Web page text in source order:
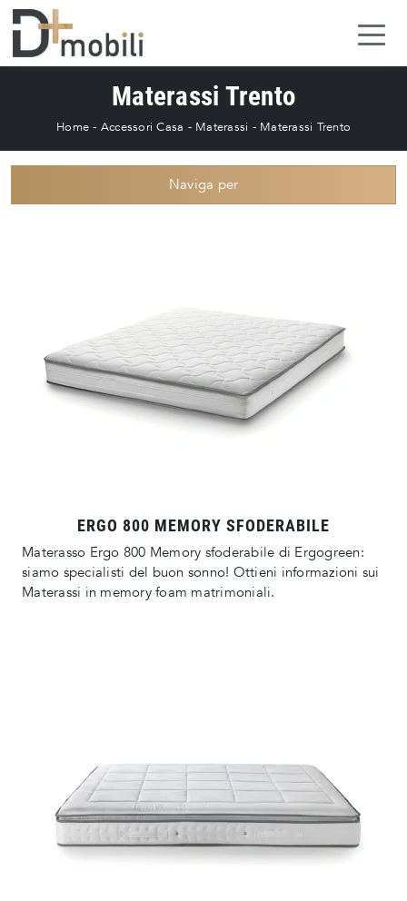
Materassi Trento
Home - Accessori Casa - Materassi - Materassi Trento
Naviga per
ERGO 800 MEMORY SFODERABILE
Materasso Ergo 800 Memory sfoderabile di Ergogreen:
siamo specialisti del buon sonno! Ottieni informazioni sui
Materassi in memory foam matrimoniali.